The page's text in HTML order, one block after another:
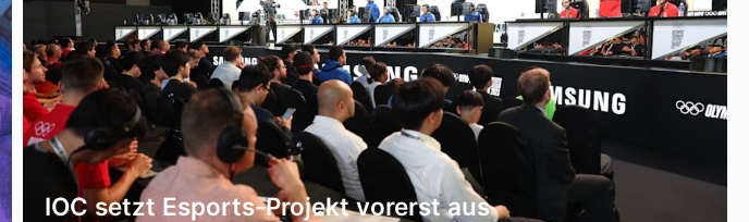
IOC setzt Esports-Projekt vorerst aus